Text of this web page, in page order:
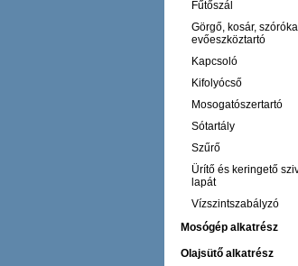
Fűtőszál
Görgő, kosár,
evőeszköztartó
Kapcsoló
Kifolyócső
Mosogatószertartó
Sótartály
Szűrő
Ürítő és keringető
lapát
Vízszintszabályzó
Mosógép alkatrész
Olajsütő alkatrész